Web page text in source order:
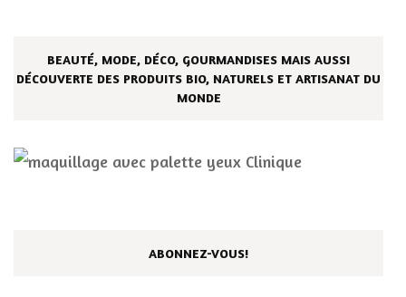
BEAUTÉ, MODE, DÉCO, GOURMANDISES MAIS AUSSI
DÉCOUVERTE DES PRODUITS BIO, NATURELS ET ARTISANAT DU
MONDE
ABONNEZ-VOUS!